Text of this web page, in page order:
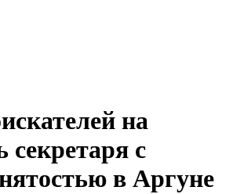
на
секретаря с
в Аргуне